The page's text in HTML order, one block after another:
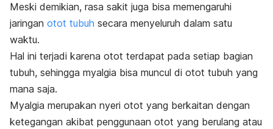
Meski demikian, rasa sakit juga bisa memengaruhi
jaringan otot tubuh secara menyeluruh dalam satu
waktu.
Hal ini terjadi karena otot terdapat pada setiap bagian
tubuh, sehingga myalgia bisa muncul di otot tubuh yang
mana saja.
Myalgia merupakan nyeri otot yang berkaitan dengan
ketegangan akibat penggunaan otot yang berulang atau